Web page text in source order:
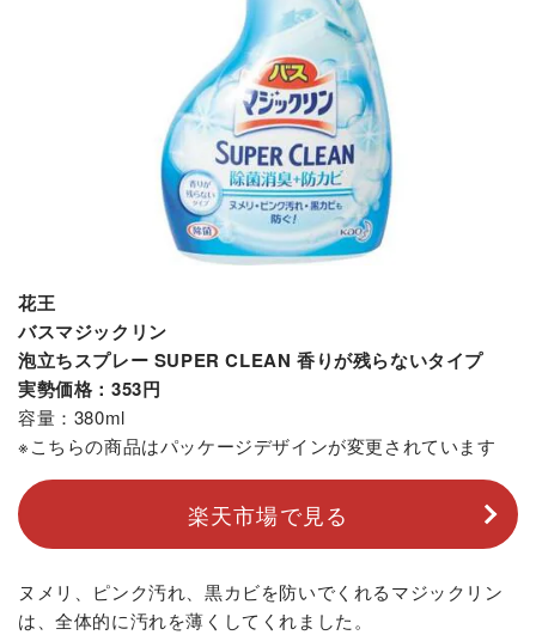
花王
バスマジックリン
泡立ちスプレー SUPER CLEAN 香りが残らないタイプ
実勢価格：353円
容量：380ml
※こちらの商品はパッケージデザインが変更されています
楽天市場で見る
ヌメリ、ピンク汚れ、黒カビを防いでくれるマジックリン
は、全体的に汚れを薄くしてくれました。